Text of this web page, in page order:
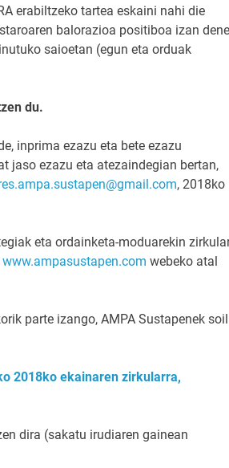
erabiltzeko tartea eskaini nahi die
balorazioa positiboa izan
saioetan (egun eta orduak
du.
inprima ezazu eta bete ezazu
jaso ezazu eta atezaindegian bertan,
, 2018ko
eta ordainketa-moduarekin
www.ampasustapen.com webeko atal
parte izango, AMPA Sustapenek
2018ko ekainaren zirkularra,
dira (sakatu irudiaren gainean